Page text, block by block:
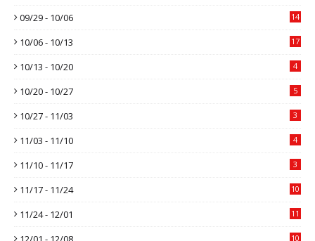
09/29 - 10/06 14
10/06 - 10/13 17
10/13 - 10/20 4
10/20 - 10/27 5
10/27 - 11/03 3
11/03 - 11/10 4
11/10 - 11/17 3
11/17 - 11/24 10
11/24 - 12/01 11
10